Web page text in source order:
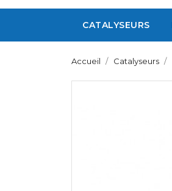
CATALYSEURS
Accueil Catalyseurs